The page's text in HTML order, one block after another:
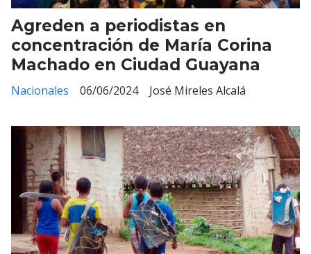
Agreden a periodistas en
concentración de María Corina
Machado en Ciudad Guayana
José Mireles Alcalá
Nacionales 06/06/2024